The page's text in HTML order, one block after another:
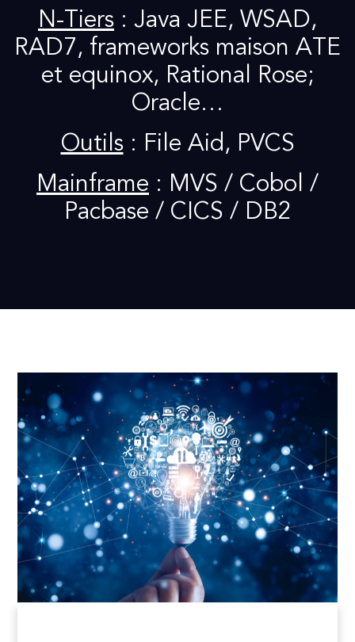
N-Tiers : Java JEE, WSAD,
RAD7, frameworks maison ATE
et equinox, Rational Rose;
Oracle…
Outils: File Aid, PVCS
Mainframe : MVS / Cobol /
Pacbase / CICS / DB2